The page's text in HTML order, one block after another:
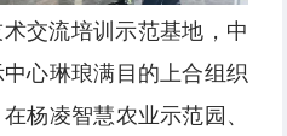
交流培训示范基地，中
心琳琅满目的上合组织
杨凌智慧农业示范园、